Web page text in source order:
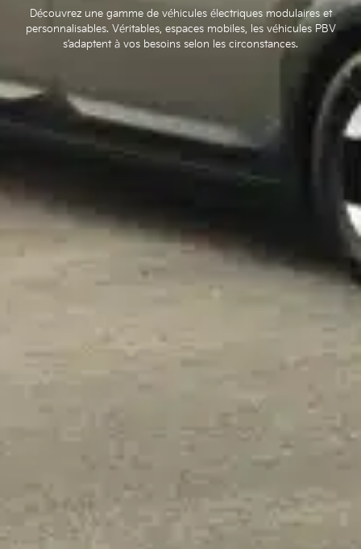
Découvrez une gamme de véhicules électriques modulaires et
personnalisables. Véritables, espaces mobiles, les véhicules PBV
s’adaptent à vos besoins selon les circonstances.